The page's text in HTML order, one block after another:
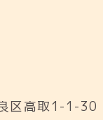
区高取1-1-30